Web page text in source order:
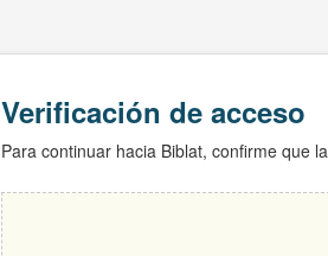
Verificación de acceso
Para continuar hacia Biblat, confirme que